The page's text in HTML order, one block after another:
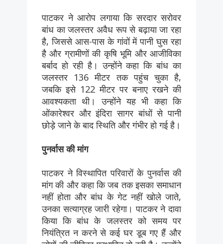
पाटकर ने आरोप लगाया कि सरदार सरोवर
बांध का जलस्तर अवैध रूप से बढ़ाया जा रहा
है, जिससे आस-पास के गांवों में पानी घुस रहा
है और ग्रामीणों की कृषि भूमि और आजीविका
बर्बाद हो रही है। उन्होंने कहा कि बांध का
जलस्तर 136 मीटर तक पहुंच चुका है,
जबकि इसे 122 मीटर पर बनाए रखने की
आवश्यकता थी। उन्होंने यह भी कहा कि
ओंकारेश्वर और इंदिरा सागर बांधों से पानी
छोड़े जाने के बाद स्थिति और गंभीर हो गई है।
पुनर्वास की मांग
पाटकर ने विस्थापित परिवारों के पुनर्वास की
मांग की और कहा कि जब तक इसका समाधान
नहीं होता और बांध के गेट नहीं खोले जाते,
उनका सत्याग्रह जारी रहेगा। पाटकर ने दावा
किया कि बांध के जलस्तर को समय पर
नियंत्रित न करने से कई घर डूब गए हैं और